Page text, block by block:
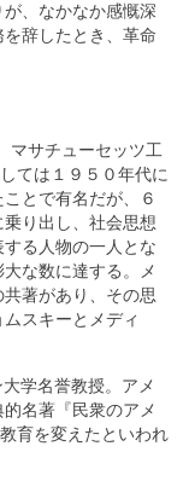
が、なかなか感慨深
辞したとき、革命
マサチューセッツ工
ては１９５０年代に
とで有名だが、６
り出し、社会思想
る人物の一人とな
な数に達する。メ
著があり、その思
スキーとメディ
学名誉教授。アメ
名著『民衆のアメ
育を変えたといわれ